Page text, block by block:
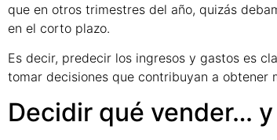
que en otros trimestres del año, quizás
en el corto plazo.
Es decir, predecir los ingresos y gastos es
tomar decisiones que contribuyan a obtener
Decidir qué vender…